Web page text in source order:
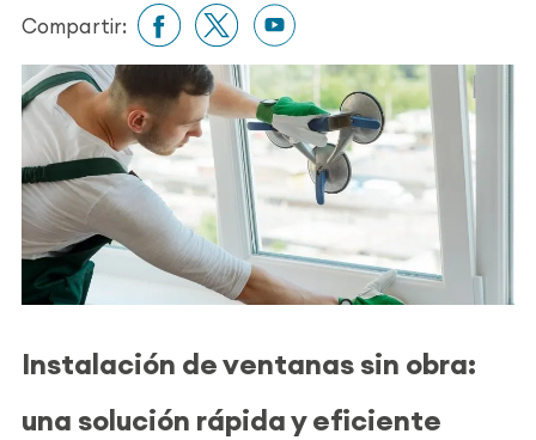
Compartir:
Instalación de ventanas sin obra:
una solución rápida y eficiente